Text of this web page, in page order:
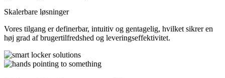
Skalerbare løsninger
Vores tilgang er definerbar, intuitiv og gentagelig, hvilket sikrer en
høj grad af brugertilfredshed og leveringseffektivitet.